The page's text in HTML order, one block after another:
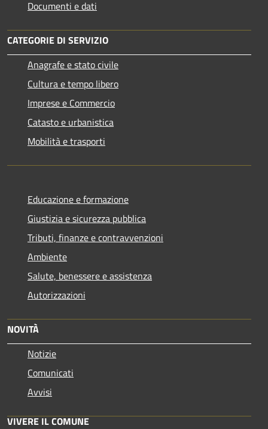
Documenti e dati
CATEGORIE DI SERVIZIO
Anagrafe e stato civile
Cultura e tempo libero
Imprese e Commercio
Catasto e urbanistica
Mobilità e trasporti
Educazione e formazione
Giustizia e sicurezza pubblica
Tributi, finanze e contravvenzioni
Ambiente
Salute, benessere e assistenza
Autorizzazioni
NOVITÀ
Notizie
Comunicati
Avvisi
VIVERE IL COMUNE